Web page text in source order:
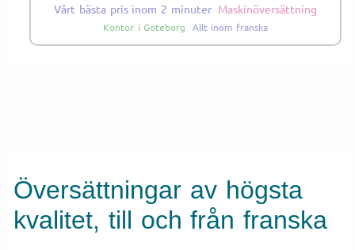
Vårt bästa pris inom 2 minuter Maskinöversättning
Kontor i Göteborg Allt inom franska
Översättningar av högsta
kvalitet, till och från franska